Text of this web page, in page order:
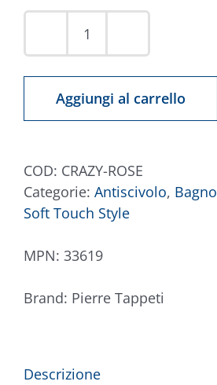
Tappeto
quantità
Aggiungi al carrello
COD: CRAZY-ROSE
Categorie: Antiscivolo, Bagno
Soft Touch Style
MPN: 33619
Brand: Pierre Tappeti
Descrizione